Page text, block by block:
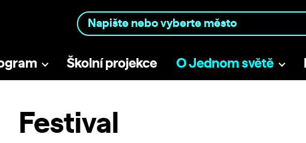
Školní projekce O Jednom světě
Festival